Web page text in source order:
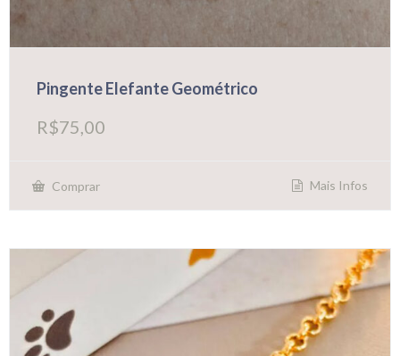
Pingente Elefante Geométrico
R$75,00
Comprar Mais Infos